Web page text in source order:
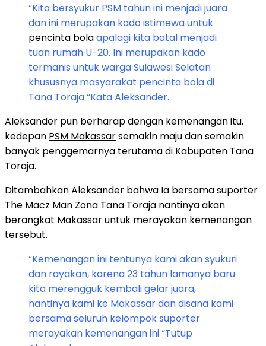
“Kita bersyukur PSM tahun ini menjadi juara
dan ini merupakan kado istimewa untuk
pencinta bolaapalagi kita batal menjadi
tuan rumah U-20. Ini merupakan kado
termanis untuk warga Sulawesi Selatan
khususnya masyarakat pencinta bola di
Tana Toraja “Kata Aleksander.
Aleksander pun berharap dengan kemenangan itu,
kedepan PSM Makassarsemakin maju dan semakin
banyak penggemarnya terutama di Kabupaten Tana
Toraja.
Ditambahkan Aleksander bahwa Ia bersama suporter
The Macz Man Zona Tana Toraja nantinya akan
berangkat Makassar untuk merayakan kemenangan
tersebut.
“Kemenangan ini tentunya kami akan syukuri
dan rayakan, karena 23 tahun lamanya baru
kita merengguk kembali gelar juara,
nantinya kami ke Makassar dan disana kami
bersama seluruh kelompok suporter
merayakan kemenangan ini “Tutup